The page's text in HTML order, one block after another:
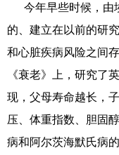
今年早些时候 ，由
的、 建立在以前的研
和心脏疾病风险之间
《衰老》上 ， 研究了
现 ， 父母寿命越长，
压
体重指数 胆固醇
病和阿尔茨海默氏病